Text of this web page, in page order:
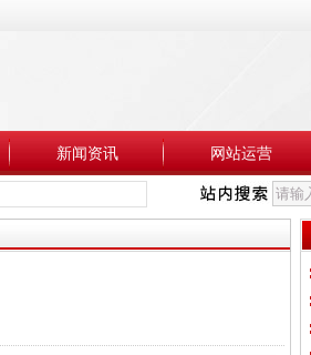
新闻资讯 网站运营